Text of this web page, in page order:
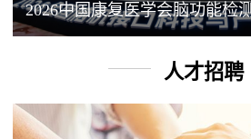
人才招聘